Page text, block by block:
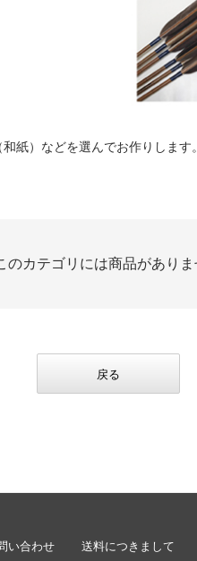
和紙）などを選んでお作りしま
のカテゴリには商品があり
戻る
い合わせ 送料につきまして